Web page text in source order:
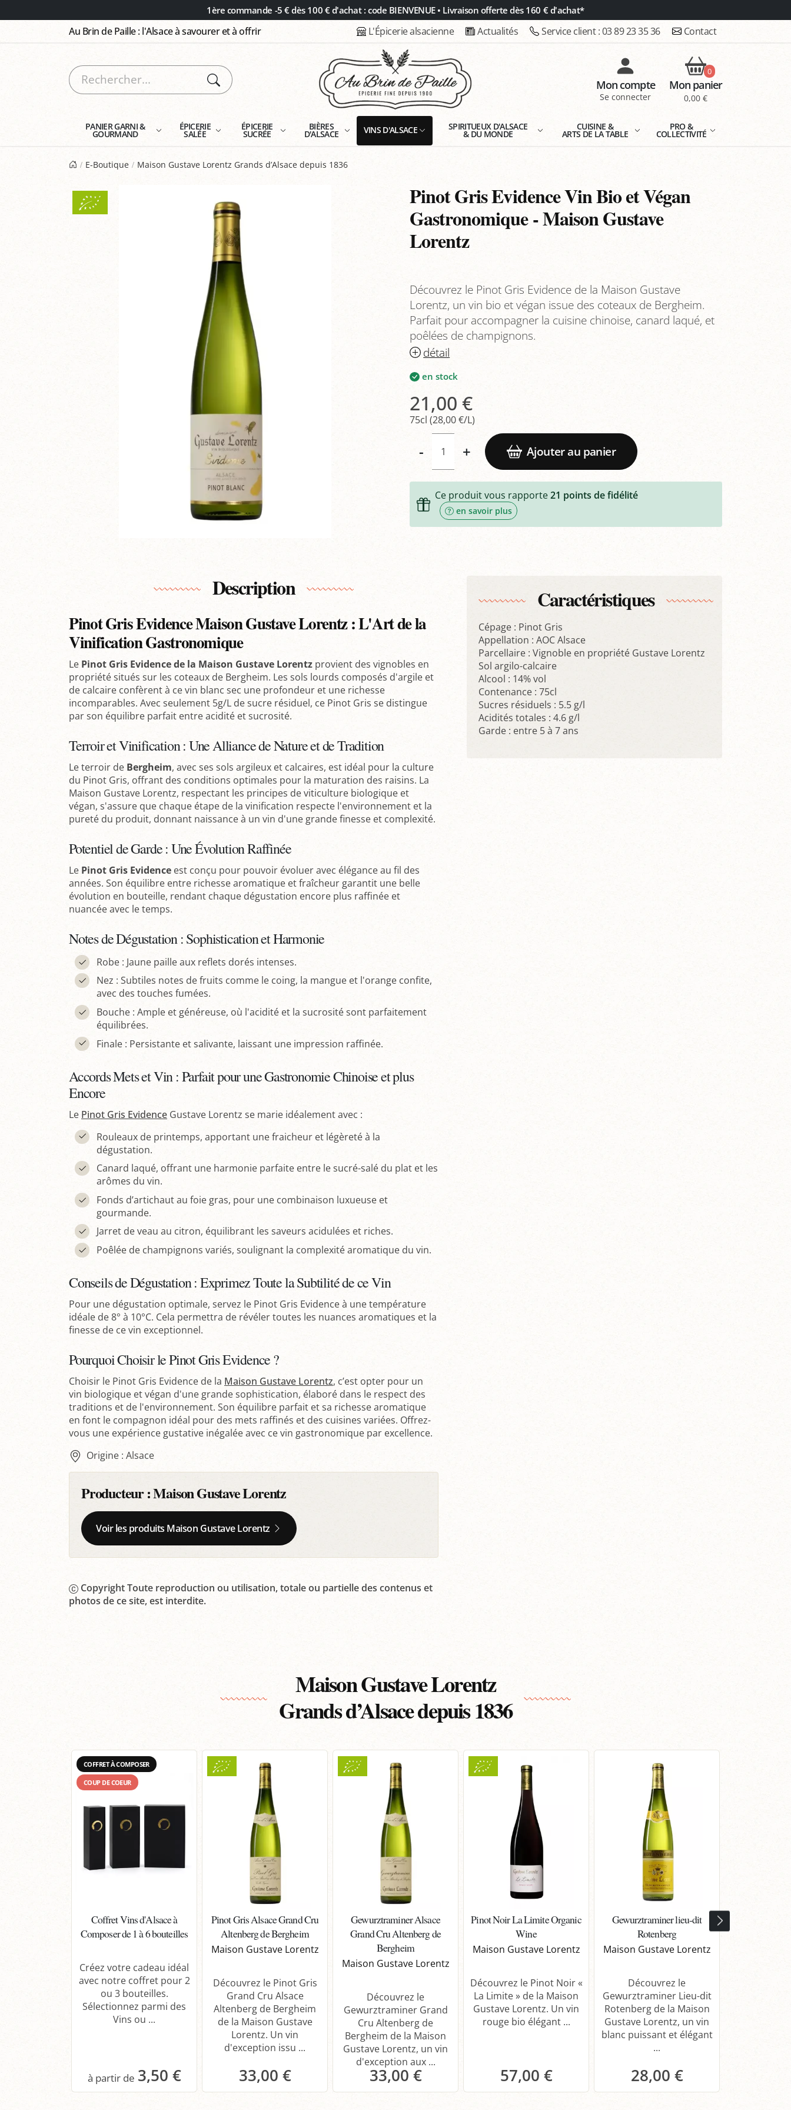
1ère commande -5 € dès 100 € d'achat : code BIENVENUE • Livraison offerte dès 160 € d'achat*
Au Brin de Paille : l'Alsace à savourer et à offrir L'Épicerie alsacienne Actualités Service client :03 89 23 35 36 Contact
Mon compte
Se connecter
0
Mon panier
0,00 €
PANIER GARNI &
GOURMAND
ÉPICERIE
SALÉE
ÉPICERIE
SUCRÉE
BIÈRES
D'ALSACE VINS D'ALSACE SPIRITUEUX D'ALSACE
& DU MONDE
CUISINE &
ARTS DE LA TABLE
PRO &
COLLECTIVITÉ
E-Boutique Maison Gustave Lorentz Grands d’Alsace depuis 1836
Pinot Gris Evidence Vin Bio et Végan
Gastronomique - Maison Gustave
Lorentz
Découvrez le Pinot Gris Evidence de la Maison Gustave
Lorentz, un vin bio et végan issue des coteaux de Bergheim.
Parfait pour accompagner la cuisine chinoise, canard laqué, et
poêlées de champignons.
détail
en stock
21,00 €
75cl (28,00 €/L)
- + Ajouter au panier
Ce produit vous rapporte21 points de fidélité
en savoir plus
Description
Pinot Gris Evidence Maison Gustave Lorentz : L'Art de la
Vinification Gastronomique
Le Pinot Gris Evidence de la Maison Gustave Lorentz provient des vignobles en
propriété situés sur les coteaux de Bergheim. Les sols lourds composés d'argile et
de calcaire confèrent à ce vin blanc sec une profondeur et une richesse
incomparables. Avec seulement 5g/L de sucre résiduel, ce Pinot Gris se distingue
par son équilibre parfait entre acidité et sucrosité.
Terroir et Vinification : Une Alliance de Nature et de Tradition
Le terroir de Bergheim, avec ses sols argileux et calcaires, est idéal pour la culture
du Pinot Gris, offrant des conditions optimales pour la maturation des raisins. La
Maison Gustave Lorentz, respectant les principes de viticulture biologique et
végan, s'assure que chaque étape de la vinification respecte l'environnement et la
pureté du produit, donnant naissance à un vin d'une grande finesse et complexité.
Potentiel de Garde : Une Évolution Raffinée
Le Pinot Gris Evidence est conçu pour pouvoir évoluer avec élégance au fil des
années. Son équilibre entre richesse aromatique et fraîcheur garantit une belle
évolution en bouteille, rendant chaque dégustation encore plus raffinée et
nuancée avec le temps.
Notes de Dégustation : Sophistication et Harmonie
Robe : Jaune paille aux reflets dorés intenses.
Nez : Subtiles notes de fruits comme le coing, la mangue et l'orange confite,
avec des touches fumées.
Bouche : Ample et généreuse, où l'acidité et la sucrosité sont parfaitement
équilibrées.
Finale : Persistante et salivante, laissant une impression raffinée.
Accords Mets et Vin : Parfait pour une Gastronomie Chinoise et plus
Encore
Le Pinot Gris Evidence Gustave Lorentz se marie idéalement avec :
Rouleaux de printemps, apportant une fraicheur et légèreté à la
dégustation.
Canard laqué, offrant une harmonie parfaite entre le sucré-salé du plat et les
arômes du vin.
Fonds d’artichaut au foie gras, pour une combinaison luxueuse et
gourmande.
Jarret de veau au citron, équilibrant les saveurs acidulées et riches.
Poêlée de champignons variés, soulignant la complexité aromatique du vin.
Conseils de Dégustation : Exprimez Toute la Subtilité de ce Vin
Pour une dégustation optimale, servez le Pinot Gris Evidence à une température
idéale de 8° à 10°C. Cela permettra de révéler toutes les nuances aromatiques et la
finesse de ce vin exceptionnel.
Pourquoi Choisir le Pinot Gris Evidence ?
Choisir le Pinot Gris Evidence de la Maison Gustave Lorentz, c’est opter pour un
vin biologique et végan d'une grande sophistication, élaboré dans le respect des
traditions et de l'environnement. Son équilibre parfait et sa richesse aromatique
en font le compagnon idéal pour des mets raffinés et des cuisines variées. Offrez-
vous une expérience gustative inégalée avec ce vin gastronomique par excellence.
Origine : Alsace
Producteur :Maison Gustave Lorentz
Voir les produits Maison Gustave Lorentz
Copyright Toute reproduction ou utilisation, totale ou partielle des contenus et
photos de ce site, est interdite.
Caractéristiques
Cépage : Pinot Gris
Appellation : AOC Alsace
Parcellaire : Vignoble en propriété Gustave Lorentz
Sol argilo-calcaire
Alcool : 14% vol
Contenance : 75cl
Sucres résiduels : 5.5 g/l
Acidités totales : 4.6 g/l
Garde : entre 5 à 7 ans
Maison Gustave Lorentz
Grands d’Alsace depuis 1836
COFFRET À COMPOSER
COUP DE COEUR
Coffret Vins d'Alsace à
Composer de 1 à 6 bouteilles
Créez votre cadeau idéal
avec notre coffret pour 2
ou 3 bouteilles.
Sélectionnez parmi des
Vins ou ...
3,50 €
Pinot Gris Alsace Grand Cru
Altenberg de Bergheim
Maison Gustave Lorentz
Découvrez le Pinot Gris
Grand Cru Alsace
Altenberg de Bergheim
de la Maison Gustave
Lorentz. Un vin
d'exception issu ...
33,00 €
Gewurztraminer Alsace
Grand Cru Altenberg de
Bergheim
Maison Gustave Lorentz
Découvrez le
Gewurztraminer Grand
Cru Altenberg de
Bergheim de la Maison
Gustave Lorentz, un vin
d'exception aux ...
33,00 €
Pinot Noir La Limite Organic
Wine
Maison Gustave Lorentz
Découvrez le Pinot Noir «
La Limite » de la Maison
Gustave Lorentz. Un vin
rouge bio élégant ...
57,00 €
Gewurztraminer lieu-dit
Rotenberg
Maison Gustave Lorentz
Découvrez le
Gewurztraminer Lieu-dit
Rotenberg de la Maison
Gustave Lorentz, un vin
blanc puissant et élégant
...
28,00 €